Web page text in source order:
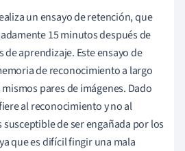
un ensayo de retención, que
15 minutos después de
de aprendizaje. Este ensayo de
de reconocimiento a largo
pares de imágenes. Dado
al reconocimiento y no al
susceptible de ser engañada por los
que es difícil fingir una mala